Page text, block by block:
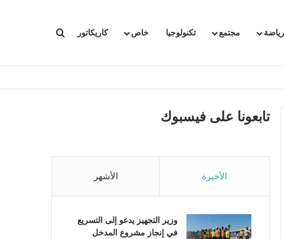
رياضة مجتمع تكنولوجيا خاص كاريكاتور بحث عن
تابعونا على فيسبوك
الأخيرة الأشهر
وزير التجهيز يدعو إلى التسريع
في إنجاز مشروع المدخل